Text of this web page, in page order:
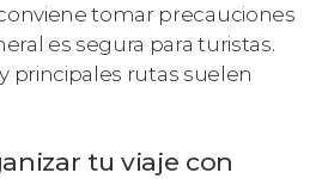
tomar precauciones
es segura para turistas.
principales rutas suelen
tu viaje con